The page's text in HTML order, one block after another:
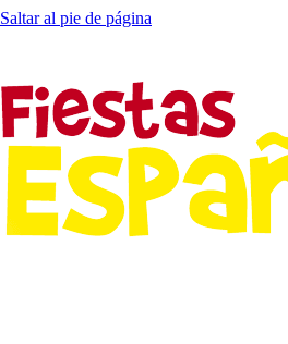
Saltar al pie de página